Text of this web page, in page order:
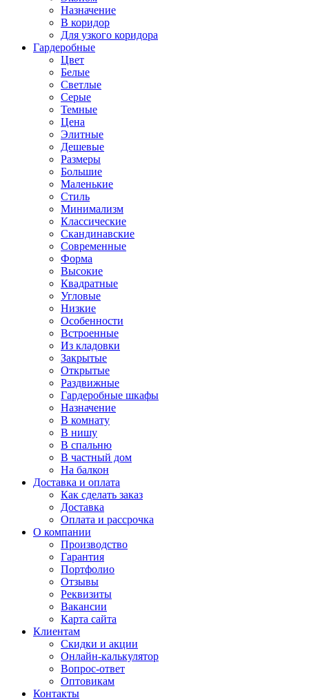
Назначение
В коридор
Для узкого коридора
Гардеробные
Цвет
Белые
Светлые
Серые
Темные
Цена
Элитные
Дешевые
Размеры
Большие
Маленькие
Стиль
Минимализм
Классические
Скандинавские
Современные
Форма
Высокие
Квадратные
Угловые
Низкие
Особенности
Встроенные
Из кладовки
Закрытые
Открытые
Раздвижные
Гардеробные шкафы
Назначение
В комнату
В нишу
В спальню
В частный дом
На балкон
Доставка и оплата
Как сделать заказ
Доставка
Оплата и рассрочка
О компании
Производство
Гарантия
Портфолио
Отзывы
Реквизиты
Вакансии
Карта сайта
Клиентам
Скидки и акции
Онлайн-калькулятор
Вопрос-ответ
Оптовикам
Контакты